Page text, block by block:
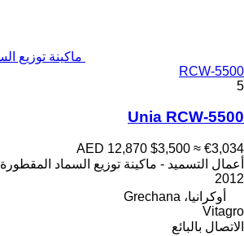
RCW-5500
5
Unia RCW-5500
AED 12,870 $3,500 ≈ €3,034
أعمال التسميد - ماكينة توزيع السماد المقطورة
2012
أوكرانيا، Grechana
Vitagro
الاتصال بالبائع